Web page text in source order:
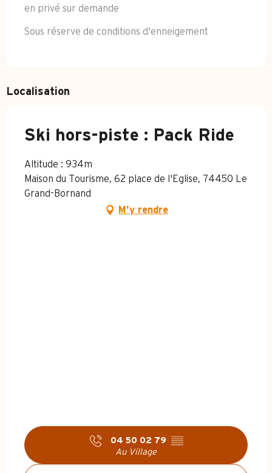
en privé sur demande
Sous réserve de conditions d'enneigement
Localisation
Ski hors-piste : Pack Ride
Altitude : 934m
Maison du Tourisme, 62 place de l'Eglise, 74450 Le
Grand-Bornand
M'y rendre
04 50 02 79 ▒▒
Au Village